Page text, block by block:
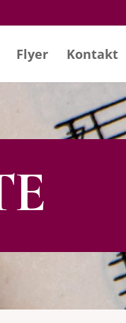
Flyer Kontakt